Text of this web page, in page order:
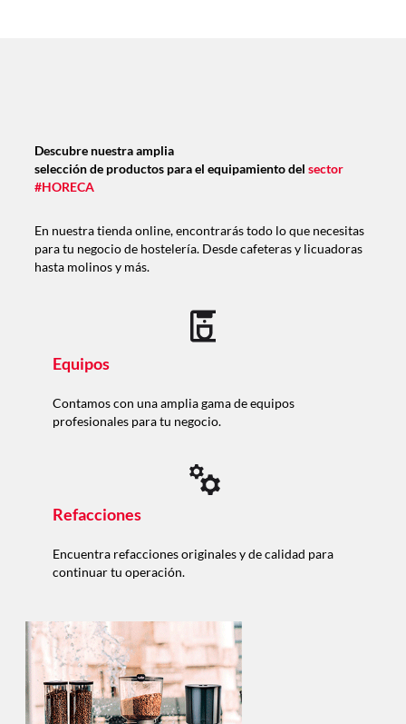
Descubre nuestra amplia
selección de productos para el equipamiento del sector
#HORECA
En nuestra tienda online, encontrarás todo lo que necesitas
para tu negocio de hostelería. Desde cafeteras y licuadoras
hasta molinos y más.
Equipos
Contamos con una amplia gama de equipos
profesionales para tu negocio.
Refacciones
Encuentra refacciones originales y de calidad para
continuar tu operación.